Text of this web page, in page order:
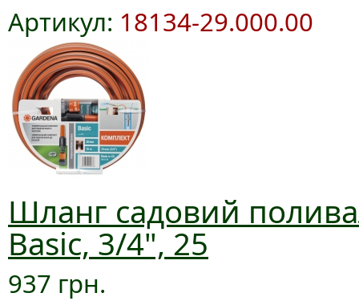
Артикул: 18134-29.000.00
Шланг садовий
Basic, 3/4", 25
937 грн.